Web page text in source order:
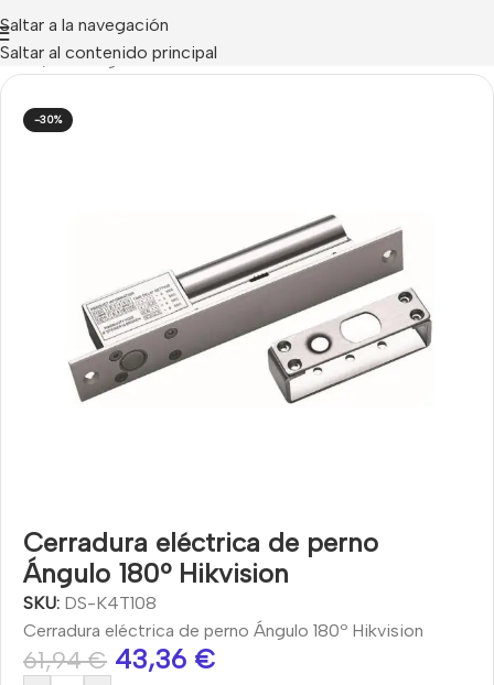
Saltar a la navegación
Saltar al contenido principal
Inicio Uncategorized
-30%
Cerradura eléctrica de perno
Ángulo 180º Hikvision
SKU: DS-K4T108
Cerradura eléctrica de perno Ángulo 180º Hikvision
61,94€ 43,36 €